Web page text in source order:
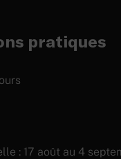
pratiques
: 17 août au 4